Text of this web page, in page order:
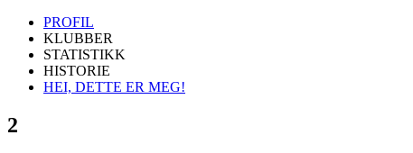
PROFIL
KLUBBER
STATISTIKK
HISTORIE
HEI, DETTE ER MEG!
2